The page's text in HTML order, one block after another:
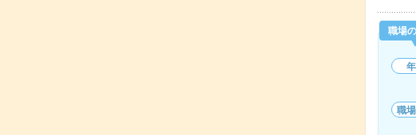
職場
職